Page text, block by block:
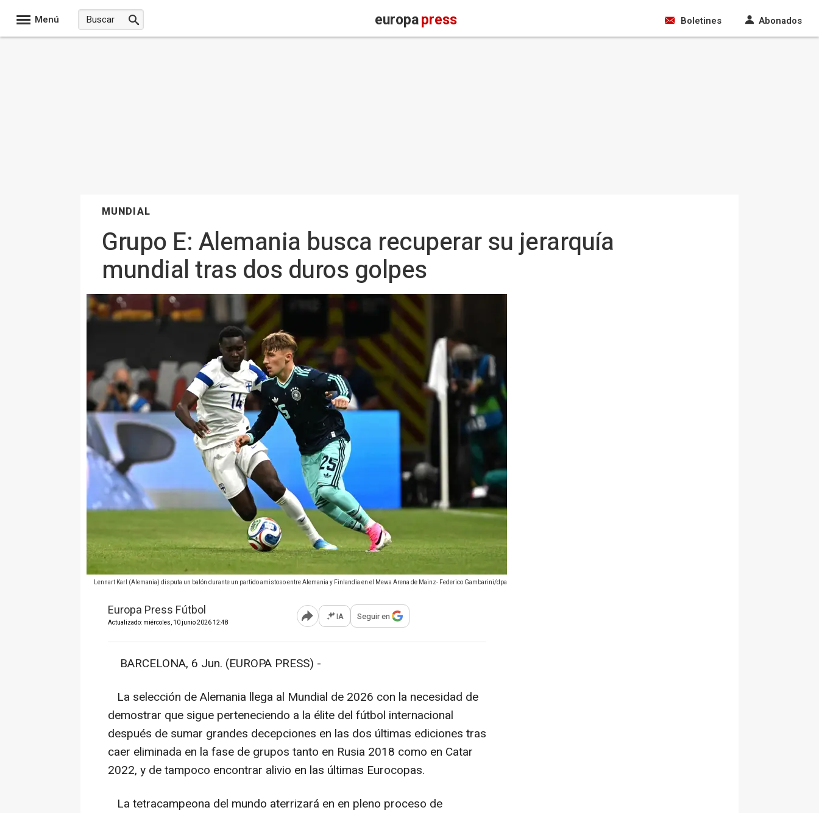
Menú europapress Boletines Abonados
MUNDIAL
Grupo E: Alemania busca recuperar su jerarquía
mundial tras dos duros golpes
Lennart Karl (Alemania) disputa un balón durante un partido amistoso entre Alemania y Finlandia en el Mewa Arena de Mainz- Federico Gambarini/dpa
Europa Press Fútbol
Actualizado: miércoles, 10 junio 2026 12:48 Abrir opciones para compartir
IA Seguir en
BARCELONA, 6 Jun. (EUROPA PRESS) -
La selección de Alemania llega al Mundial de 2026 con la necesidad de
demostrar que sigue perteneciendo a la élite del fútbol internacional
después de sumar grandes decepciones en las dos últimas ediciones tras
caer eliminada en la fase de grupos tanto en Rusia 2018 como en Catar
2022, y de tampoco encontrar alivio en las últimas Eurocopas.
La tetracampeona del mundo aterrizará en en pleno proceso de